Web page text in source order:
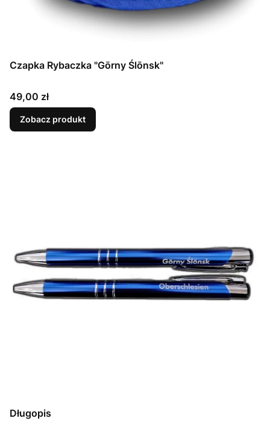
Czapka Rybaczka "Gōrny Ślōnsk"
Cena
49,00 zł
Zobacz produkt
Długopis